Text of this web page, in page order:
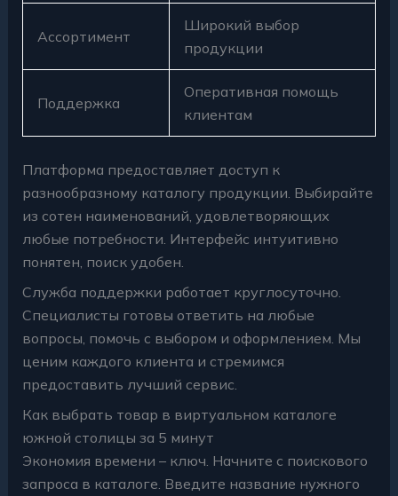
Ассортимент
Широкий выбор
продукции
Поддержка
Оперативная помощь
клиентам
Платформа предоставляет доступ к
разнообразному каталогу продукции. Выбирайте
из сотен наименований, удовлетворяющих
любые потребности. Интерфейс интуитивно
понятен, поиск удобен.
Служба поддержки работает круглосуточно.
Специалисты готовы ответить на любые
вопросы, помочь с выбором и оформлением. Мы
ценим каждого клиента и стремимся
предоставить лучший сервис.
Как выбрать товар в виртуальном каталоге
южной столицы за 5 минут
Экономия времени – ключ. Начните с поискового
запроса в каталоге. Введите название нужного